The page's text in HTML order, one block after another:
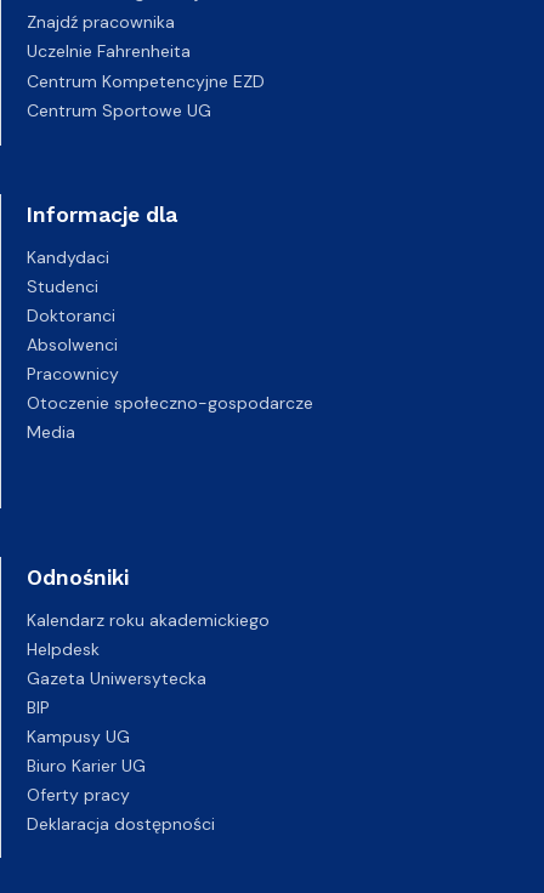
Znajdź pracownika
Uczelnie Fahrenheita
Centrum Kompetencyjne EZD
Centrum Sportowe UG
Informacje dla
Kandydaci
Studenci
Doktoranci
Absolwenci
Pracownicy
Otoczenie społeczno-gospodarcze
Media
Odnośniki
Kalendarz roku akademickiego
Helpdesk
Gazeta Uniwersytecka
BIP
Kampusy UG
Biuro Karier UG
Oferty pracy
Deklaracja dostępności